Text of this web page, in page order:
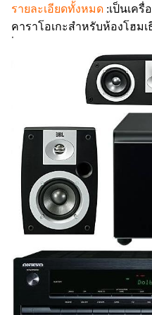
รายละเอียดทั้งหมด :เป็นเครื่
คาราโอเกะสำหรับห้องโฮม